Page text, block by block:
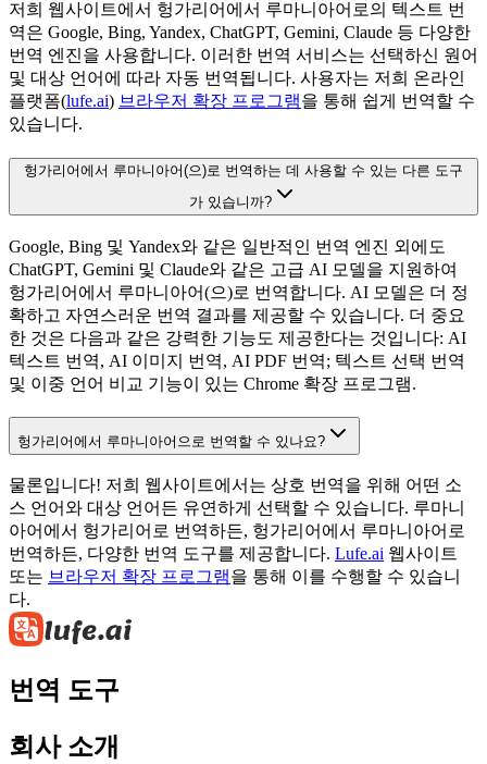
저희 웹사이트에서 헝가리어에서 루마니아어로의 텍스트 번
역은 Google, Bing, Yandex, ChatGPT, Gemini, Claude 등 다양한
번역 엔진을 사용합니다. 이러한 번역 서비스는 선택하신 원어
및 대상 언어에 따라 자동 번역됩니다. 사용자는 저희 온라인
플랫폼(lufe.ai) 브라우저 확장 프로그램을 통해 쉽게 번역할 수
있습니다.
헝가리어에서 루마니아어(으)로 번역하는 데 사용할 수 있는 다른 도구
가 있습니까?
Google, Bing 및 Yandex와 같은 일반적인 번역 엔진 외에도
ChatGPT, Gemini 및 Claude와 같은 고급 AI 모델을 지원하여
헝가리어에서 루마니아어(으)로 번역합니다. AI 모델은 더 정
확하고 자연스러운 번역 결과를 제공할 수 있습니다. 더 중요
한 것은 다음과 같은 강력한 기능도 제공한다는 것입니다: AI
텍스트 번역, AI 이미지 번역, AI PDF 번역; 텍스트 선택 번역
및 이중 언어 비교 기능이 있는 Chrome 확장 프로그램.
헝가리어에서 루마니아어으로 번역할 수 있나요?
물론입니다! 저희 웹사이트에서는 상호 번역을 위해 어떤 소
스 언어와 대상 언어든 유연하게 선택할 수 있습니다. 루마니
아어에서 헝가리어로 번역하든, 헝가리어에서 루마니아어로
번역하든, 다양한 번역 도구를 제공합니다. Lufe.ai 웹사이트
또는 브라우저 확장 프로그램을 통해 이를 수행할 수 있습니
다.
번역 도구
회사 소개